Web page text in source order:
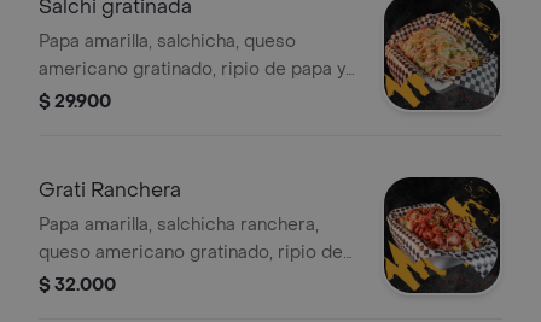
Salchi gratinada
Papa amarilla, salchicha, queso
americano gratinado, ripio de papa y
salsas caseras.
$ 29.900
Grati Ranchera
Papa amarilla, salchicha ranchera,
queso americano gratinado, ripio de
papa y salsas caseras.
$ 32.000